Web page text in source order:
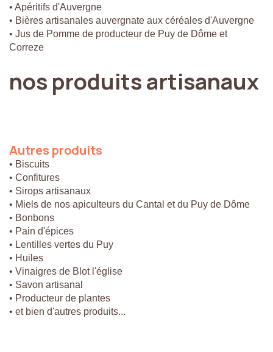
• Apéritifs d'Auvergne
• Bières artisanales auvergnate aux céréales d'Auvergne
• Jus de Pomme de producteur de Puy de Dôme et
Correze
nos produitsartisanaux
Autres produits
• Biscuits
• Confitures
• Sirops artisanaux
• Miels de nos apiculteurs du Cantal et du Puy de Dôme
• Bonbons
• Pain d'épices
• Lentilles vertes du Puy
• Huiles
• Vinaigres de Blot l'église
• Savon artisanal
• Producteur de plantes
• et bien d'autres produits...